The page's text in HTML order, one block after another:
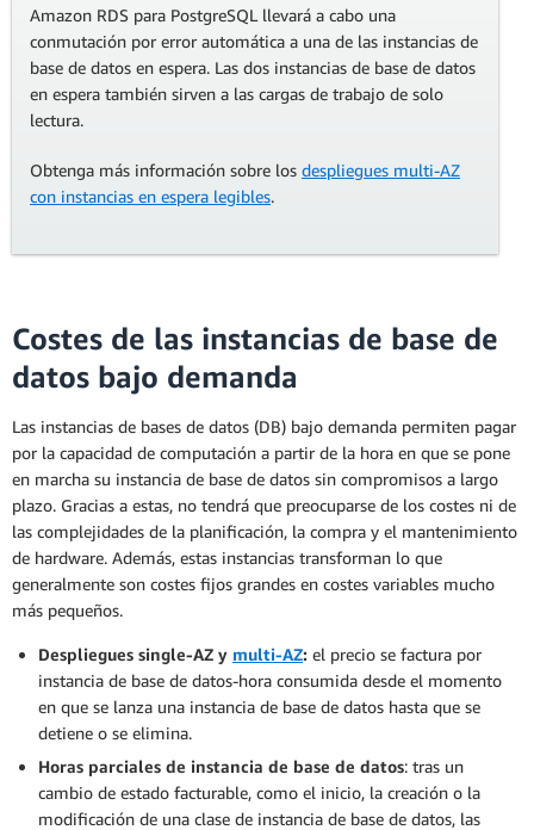
Amazon RDS para PostgreSQL llevará a cabo una
conmutación por error automática a una de las instancias de
base de datos en espera. Las dos instancias de base de datos
en espera también sirven a las cargas de trabajo de solo
lectura.
Obtenga más información sobre los despliegues multi-AZ
con instancias en espera legibles.
Costes de las instancias de base de
datos bajo demanda
Las instancias de bases de datos (DB) bajo demanda permiten pagar
por la capacidad de computación a partir de la hora en que se pone
en marcha su instancia de base de datos sin compromisos a largo
plazo. Gracias a estas, no tendrá que preocuparse de los costes ni de
las complejidades de la planificación, la compra y el mantenimiento
de hardware. Además, estas instancias transforman lo que
generalmente son costes fijos grandes en costes variables mucho
más pequeños.
Despliegues single-AZ y multi-AZ: el precio se factura por
instancia de base de datos-hora consumida desde el momento
en que se lanza una instancia de base de datos hasta que se
detiene o se elimina.
Horas parciales de instancia de base de datos: tras un
cambio de estado facturable, como el inicio, la creación o la
modificación de una clase de instancia de base de datos, las